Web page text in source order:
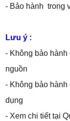
- Bảo hành
Lưu ý :
- Không bảo
nguồn
- Không bảo
dụng
- Xem chi tiết tại